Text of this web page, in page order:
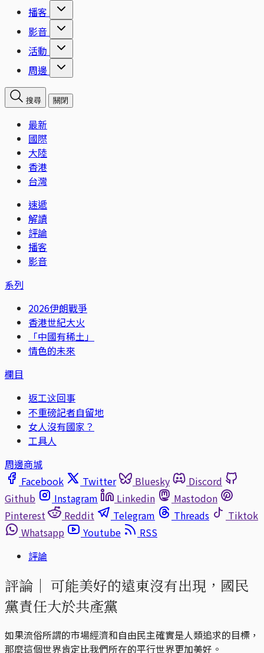
播客
影音
活動
周邊
搜尋 關閉
最新
國際
大陸
香港
台灣
速遞
解讀
評論
播客
影音
系列
2026伊朗戰爭
香港世紀大火
「中國有稀土」
情色的未來
欄目
返工这回事
不重磅記者自留地
女人沒有國家？
工具人
周邊商城
Facebook
Twitter Bluesky
Discord
Github
Instagram Linkedin
Mastodon
Pinterest
Reddit Telegram Threads
Tiktok
Whatsapp
Youtube
RSS
評論
評論｜ 可能美好的遠東沒有出現，國民
黨責任大於共產黨
如果流俗所謂的市場經濟和自由民主確實是人類追求的目標，
那麼這個世界肯定比我們所在的平行世界更加美好。